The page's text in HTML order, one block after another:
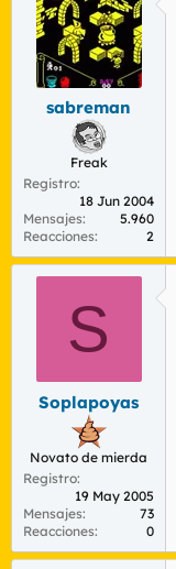
sabreman
Freak
Registro
18 Jun 2004
Mensajes
5.960
Reacciones
2
S
Soplapoyas
Novato de mierda
Registro
19 May 2005
Mensajes
73
Reacciones
0